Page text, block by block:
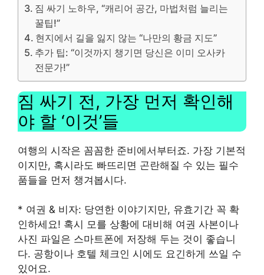
짐 싸기 노하우, “캐리어 공간, 마법처럼 늘리는
꿀팁!”
현지에서 길을 잃지 않는 “나만의 황금 지도”
추가 팁: “이것까지 챙기면 당신은 이미 오사카
전문가!”
짐 싸기 전, 가장 먼저 확인해
야 할 ‘이것’들
여행의 시작은 꼼꼼한 준비에서부터죠. 가장 기본적
이지만, 혹시라도 빠뜨리면 곤란해질 수 있는 필수
품들을 먼저 챙겨봅시다.
* 여권 & 비자: 당연한 이야기지만, 유효기간 꼭 확
인하세요! 혹시 모를 상황에 대비해 여권 사본이나
사진 파일은 스마트폰에 저장해 두는 것이 좋습니
다. 공항이나 호텔 체크인 시에도 요긴하게 쓰일 수
있어요.